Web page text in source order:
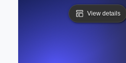
View details